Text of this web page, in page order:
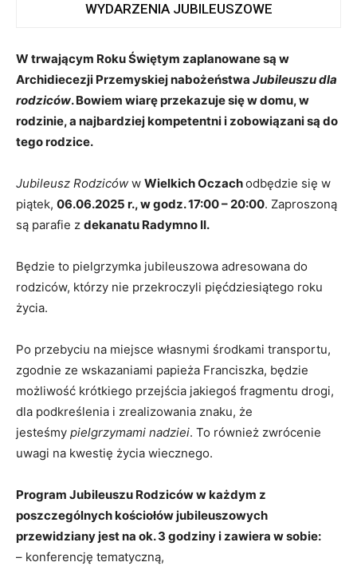
WYDARZENIA JUBILEUSZOWE
W trwającym Roku Świętym zaplanowane są w
Archidiecezji Przemyskiej nabożeństwa Jubileuszu dla
rodziców. Bowiem wiarę przekazuje się w domu, w
rodzinie, a najbardziej kompetentni i zobowiązani są do
tego rodzice.
Jubileusz Rodziców w Wielkich Oczachodbędzie się w
piątek, 06.06.2025 r., w godz. 17:00 – 20:00. Zaproszoną
są parafie z dekanatu Radymno II.
Będzie to pielgrzymka jubileuszowa adresowana do
rodziców, którzy nie przekroczyli pięćdziesiątego roku
życia.
Po przebyciu na miejsce własnymi środkami transportu,
zgodnie ze wskazaniami papieża Franciszka, będzie
możliwość krótkiego przejścia jakiegoś fragmentu drogi,
dla podkreślenia i zrealizowania znaku, że
jesteśmy pielgrzymami nadziei. To również zwrócenie
uwagi na kwestię życia wiecznego.
Program Jubileuszu Rodziców w każdym z
poszczególnych kościołów jubileuszowych
przewidziany jest na ok. 3 godziny i zawiera w sobie:
– konferencję tematyczną,